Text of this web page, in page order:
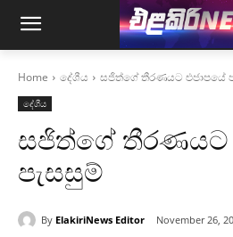
Home දේශීය සජිත්ගේ තීරණයට එජාපයේ
දේශීය
සජිත්ගේ තීරණයට
පැසසුම්
By ElakiriNews Editor November 26,